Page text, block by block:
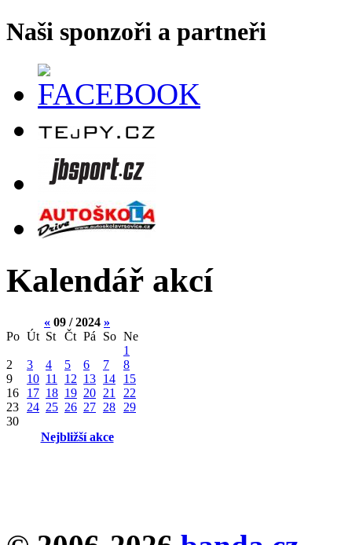
Naši sponzoři a partneři
Kalendář akcí
« 09 / 2024 »
Po Út St Čt Pá So Ne
1
2
3 4 5 6 7
8
9
10 11 12 13 14
15
16
17 18 19 20 21
22
23
24 25 26 27 28
29
30
Nejbližší akce